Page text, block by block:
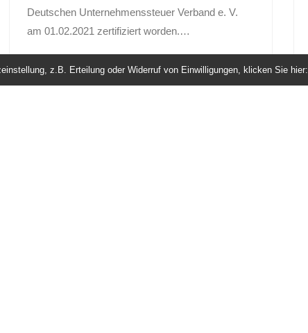
Deutschen Unternehmenssteuer Verband e. V.
am 01.02.2021 zertifiziert worden.…
Weiterlesen
z.B. Erteilung oder Widerruf von Einwilligungen, klicken Sie hier: